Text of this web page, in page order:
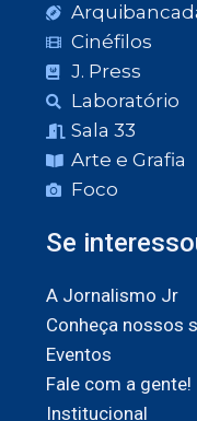
Cinéfilos
J. Press
Laboratório
Sala 33
Arte e Grafia
Foco
Se
A Jornalismo Jr
Conheça nossos
Eventos
Fale com a gente!
Institucional